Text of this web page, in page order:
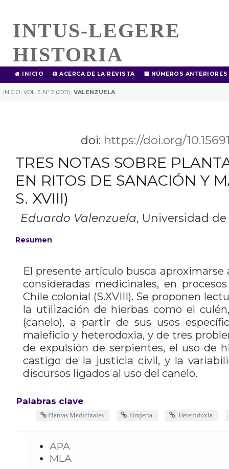
INTUS-LEGERE
HISTORIA
INICIO ACERCA DE LA REVISTA NÚMEROS ANTERIORES
INICIO | VOL. 5, Nº 2 (2011) | VALENZUELA
doi: https://doi.org/
TRES NOTAS SOBRE
EN RITOS DE SANACIÓN Y
S. XVIII)
Eduardo Valenzuela, Universidad
Resumen
El presente artículo busca aproximarse
consideradas medicinales, en
Chile colonial (S.XVIII). Se proponen
la utilización de hierbas como el
(canelo), a partir de sus usos
maleficio y heterodoxia, y de tres
de expulsión de serpientes, el uso de
castigo de la justicia civil, y la
discursos ligados al uso del canelo.
Palabras clave
Plantas Medicinales Brujería Heterodoxia
APA
MLA